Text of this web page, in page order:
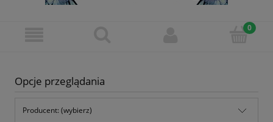
Opcje przeglądania
Producent: (wybierz)